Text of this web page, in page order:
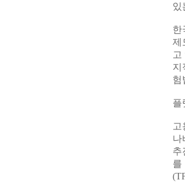
있
한
제
고
지
험
플
고
나
추
를